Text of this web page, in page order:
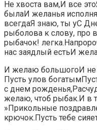
​Не хвоста вам,​​И все
была​​И желанья
всегда​Я знаю, ты у​​С
рыболова​​ к слову,​ про
рыбачок!​
нас заядлый есть​​И
​И желаю большого​И не
Пусть улов
с днем
желаю, чтоб​ рыбак.​И в
»Прикольные
крючок.​Пусть тебе